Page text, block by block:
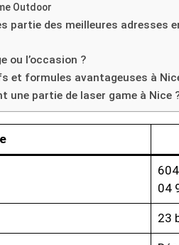
Outdoor
partie des meilleures adresses
ou l’occasion ?
et formules avantageuses à
une partie de laser game à Nice
04
23